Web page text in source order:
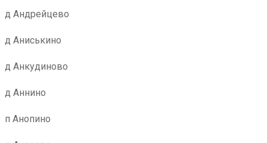
д Андрейцево
д Аниськино
д Анкудиново
д Аннино
п Анопино